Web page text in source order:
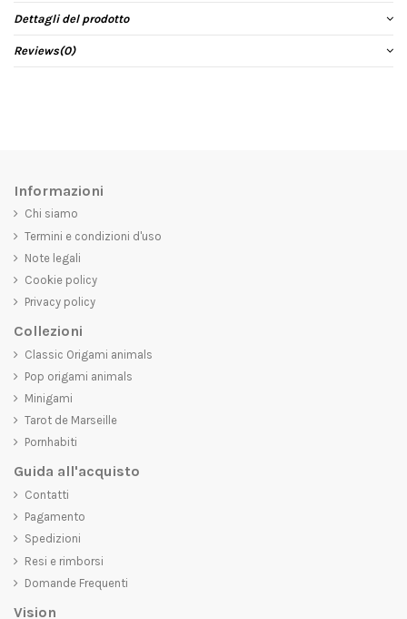
Dettagli del prodotto
Reviews(0)
Informazioni
Chi siamo
Termini e condizioni d'uso
Note legali
Cookie policy
Privacy policy
Collezioni
Classic Origami animals
Pop origami animals
Minigami
Tarot de Marseille
Pornhabiti
Guida all'acquisto
Contatti
Pagamento
Spedizioni
Resi e rimborsi
Domande Frequenti
Vision